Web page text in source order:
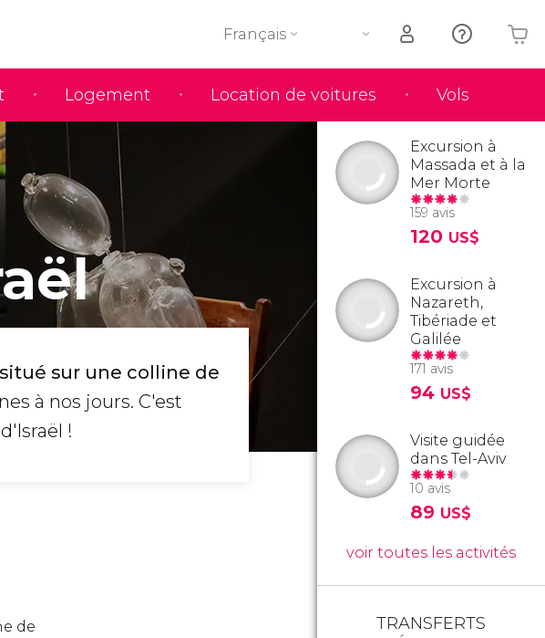
Logement Location de voitures Vols
Français
Votre panier est vide
sur une colline de
à nos jours. C'est
d'Israël !
de
Excursion à
Massada et à la
Mer Morte
159 avis
120 US$
Excursion à
Nazareth,
Tibériade et
Galilée
171 avis
94 US$
Visite guidée
dans Tel-Aviv
10 avis
89 US$
voir toutes les activités
TRANSFERTS